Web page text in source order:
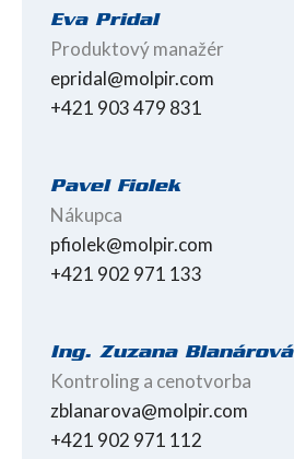
Eva Pridal
Produktový manažér
epridal@molpir.com
+421 903 479 831
Pavel Fiolek
Nákupca
pfiolek@molpir.com
+421 902 971 133
Ing. Zuzana Blanárová
Kontroling a cenotvorba
zblanarova@molpir.com
+421 902 971 112